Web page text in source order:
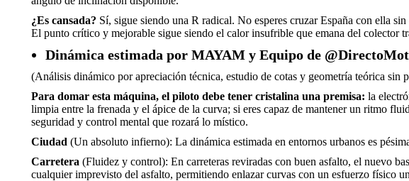
¿Es cansada? Sí, sigue siendo una R radical. No esperes cruzar España con ella
El punto crítico y mejorable sigue siendo el calor insufrible que emana del colector
Dinámica estimada por MAYAM y Equipo de
(Análisis dinámico por apreciación técnica, estudio de cotas y geometría teórica sin
Para domar esta máquina, el piloto debe tener cristalina una premisa: la
limpia entre la frenada y el ápice de la curva; si eres capaz de mantener un ritmo
seguridad y control mental que rozará lo místico.
Ciudad (Un absoluto infierno): La dinámica estimada en entornos urbanos es
Carretera (Fluidez y control): En carreteras reviradas con buen asfalto, el nuevo
cualquier imprevisto del asfalto, permitiendo enlazar curvas con un esfuerzo físico